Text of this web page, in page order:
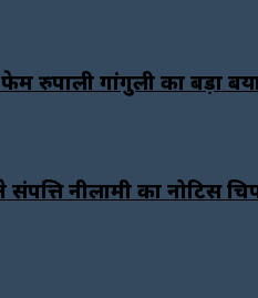
रुपाली गांगुली का बड़ा
नीलामी का नोटिस